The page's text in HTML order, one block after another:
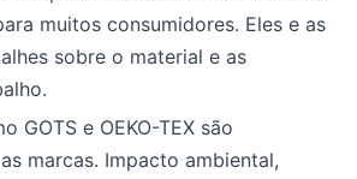
muitos consumidores. Eles e as
sobre o material e as
GOTS e OEKO-TEX são
marcas. Impacto ambiental,